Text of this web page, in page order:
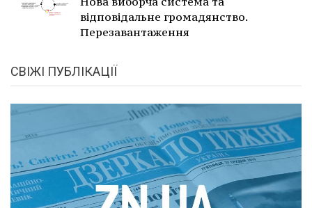
відповідальне громадянство.
Перезавантаження
СВІЖІ ПУБЛІКАЦІЇ